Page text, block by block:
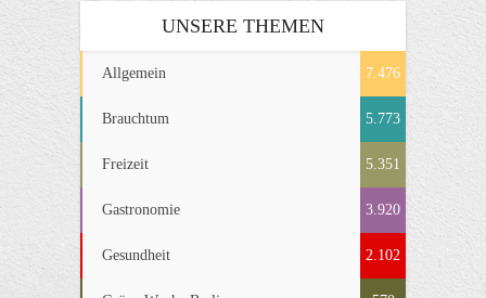
UNSERE THEMEN
Allgemein 7.476
Brauchtum 5.773
Freizeit 5.351
Gastronomie 3.920
Gesundheit 2.102